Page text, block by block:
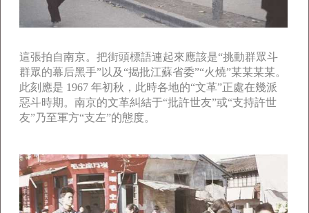
這張拍自南京。把街頭標語連起來應該是“挑動群眾斗
群眾的幕后黑手”以及“揭批江蘇省委”“火燒”某某某某。
此刻應是 1967 年初秋，此時各地的“文革”正處在幾派
惡斗時期。南京的文革糾結于“批許世友”或“支持許世
友”乃至軍方“支左”的態度。